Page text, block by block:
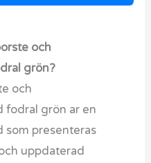
och
grön?
och
fodral grön ar en
som presenteras
uppdaterad